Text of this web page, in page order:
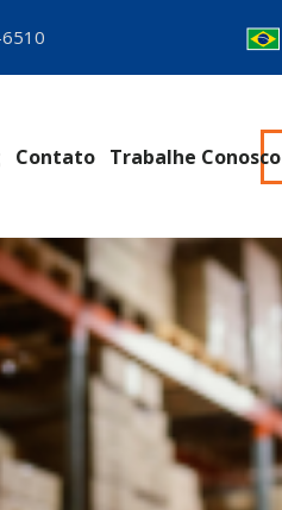
Contato Trabalhe Conosco